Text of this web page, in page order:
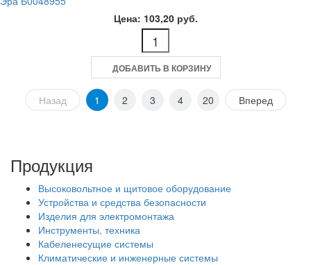
Цена: 103,20 руб.
ДОБАВИТЬ В КОРЗИНУ
Назад 1 2 3 4 20 Вперед
Продукция
Высоковольтное и щитовое оборудование
Устройства и средства безопасности
Изделия для электромонтажа
Инструменты, техника
Кабеленесущие системы
Климатические и инженерные системы